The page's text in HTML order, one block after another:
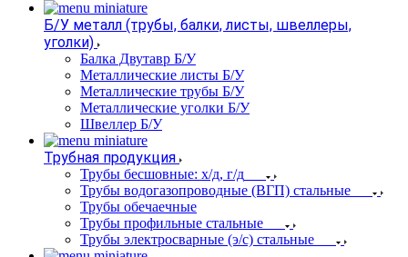
Б/У металл (трубы, балки, листы, швеллеры,
уголки)
Балка Двутавр Б/У
Металлические листы Б/У
Металлические трубы Б/У
Металлические уголки Б/У
Швеллер Б/У
Трубная продукция
Трубы бесшовные: х/д, г/д
Трубы водогазопроводные (ВГП) стальные
Трубы обечаечные
Трубы профильные стальные
Трубы электросварные (э/с) стальные